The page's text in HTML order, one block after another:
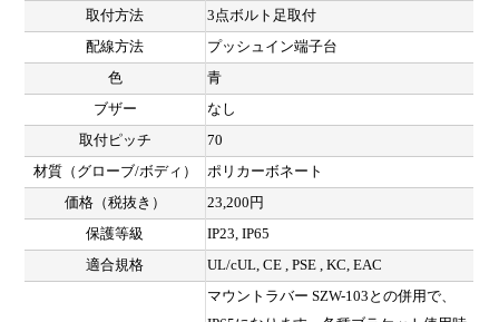
取付方法
3点ボルト足取付
配線方法
プッシュイン端子台
色
青
ブザー
なし
取付ピッチ
70
材質（グローブ/ボディ）
ポリカーボネート
価格（税抜き）
23,200円
保護等級
IP23, IP65
適合規格
UL/cUL, CE , PSE , KC, EAC
マウントラバー SZW-103との併用で、